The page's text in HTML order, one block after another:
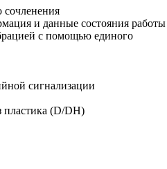
и данные состояния работы
с помощью единого
сигнализации
пластика (D/DH)